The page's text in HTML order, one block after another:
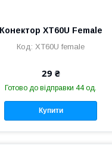
Конектор XT60U Female
XT60U female
29 ₴
Готово до відправки 44 од.
Купити